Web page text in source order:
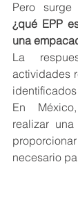
¿qué EPP
una
La
actividades
En
realizar
necesario